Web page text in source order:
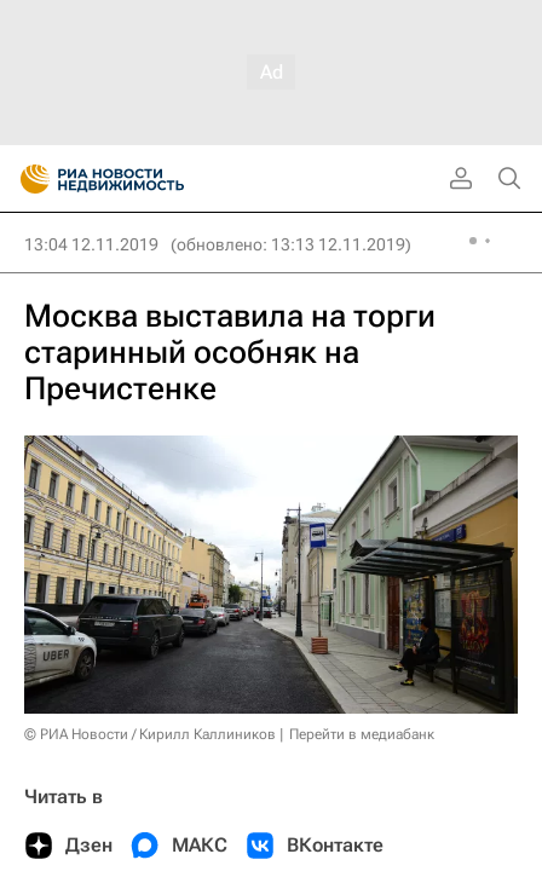
13:04 12.11.2019 (обновлено: 13:13 12.11.2019)
Москва выставила на торги
старинный особняк на
Пречистенке
© РИА Новости / Кирилл Каллиников Перейти в медиабанк
Читать в
Дзен МАКС ВКонтакте